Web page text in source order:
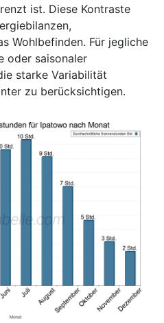
ist. Diese Kontraste
Wohlbefinden. Für jegliche
oder saisonaler
starke Variabilität
zu berücksichtigen.